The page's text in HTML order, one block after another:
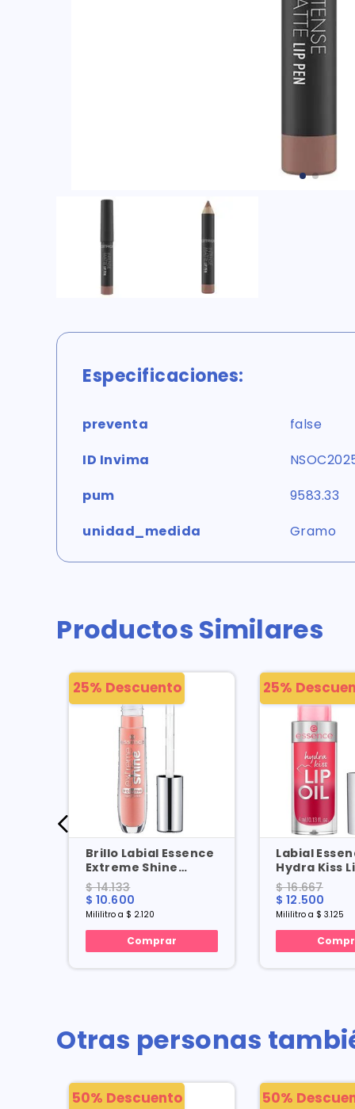
Especificaciones:
preventa
false
ID Invima
pum
9583.33
unidad_medida
Gramo
Productos Similares
25% Descuento
Brillo Labial Essence
Extreme Shine
Volume No. 12 X 5 Ml
$ 14.133
$ 10.600
Mililitro a $ 2.120
Comprar
25%
Labial
Hydra Kiss
3 X 4 Ml
$ 16.667
$ 12.500
Mililitro a $ 3.125
Otras personas
50% Descuento 50%